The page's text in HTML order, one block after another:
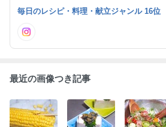
道の美味しい食材も紹介します。 ２０１
始めました。 市内スーパーさんのレシピ
毎日のレシピ・料理・献立ジャンル 16位
最近の画像つき記事